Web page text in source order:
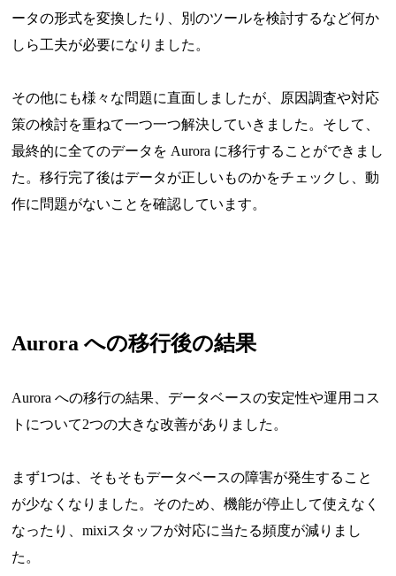
ータの形式を変換したり、別のツールを検討するなど何か
しら工夫が必要になりました。
その他にも様々な問題に直面しましたが、原因調査や対応
策の検討を重ねて一つ一つ解決していきました。そして、
最終的に全てのデータを Aurora に移行することができまし
た。移行完了後はデータが正しいものかをチェックし、動
作に問題がないことを確認しています。
Aurora への移行後の結果
Aurora への移行の結果、データベースの安定性や運用コス
トについて2つの大きな改善がありました。
まず1つは、そもそもデータベースの障害が発生すること
が少なくなりました。そのため、機能が停止して使えなく
なったり、mixiスタッフが対応に当たる頻度が減りまし
た。